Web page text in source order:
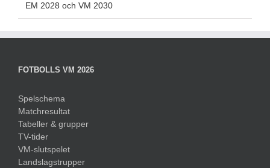
EM 2028 och VM 2030
FOTBOLLS VM 2026
Spelschema
Matchresultat
Tabeller & grupper
TV-tider
VM-slutspelet
Landslagstrupper